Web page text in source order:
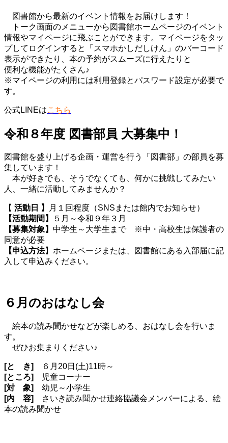
市政情報・
防災
その他
コーナーから
#INFORMATION
#さいき城山桜ホ
図書館から最新のイベント情報をお届けします！
トーク画面のメニューから図書館ホームページのイベント
情報やマイページに飛ぶことができます。マイページをタッ
プしてログインすると「スマホかしだしけん」のバーコード
表示ができたり、本の予約がスムーズに行えたりと
便利な機能がたくさん♪
※マイページの利用には利用登録とパスワード設定が必要で
す。
公式LINEはこちら
令和８年度 図書部員 大募集中！
図書館を盛り上げる企画・運営を行う「図書部」の部員を募
集しています！
本が好きでも、そうでなくても、何かに挑戦してみたい
人、一緒に活動してみませんか？
【 活動日 】
月１回程度（SNSまたは館内でお知らせ）
【活動期間】
５月～令和９年３月
【募集対象】 中学生～大学生まで ※中・高校生は保護者の
同意が必要
【申込方法】ホームページまたは、図書館にある入部届に記
入して申込みください。
６月のおはなし会
絵本の読み聞かせなどが楽しめる、おはなし会を行いま
す。
ぜひお集まりください♪
[と き]
６月20日(土)11時～
[ところ]
児童コーナー
[対 象] 幼児～小学生
[内 容]
さいき読み聞かせ連絡協議会メンバーによる、絵
本の読み聞かせ